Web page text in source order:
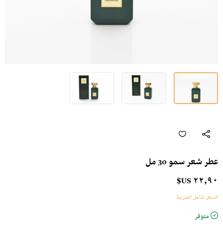
عطر شعر سمو 30 مل
٢٢٫٩٠ US$
السعر شامل الضريبة
متوفر